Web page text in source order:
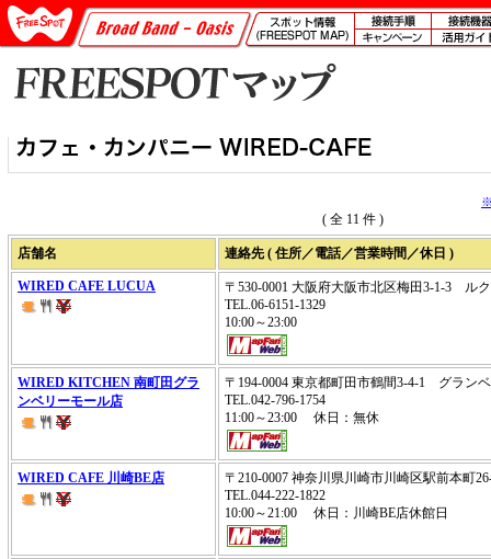
※
( 全 11 件 )
店舗名 連絡先 ( 住所／電話／営業時間／休日 )
WIRED CAFE LUCUA
〒530-0001 大阪府大阪市北区梅田3-1-3 ル
TEL.06-6151-1329
10:00～23:00
WIRED KITCHEN 南町田グラ
ンベリーモール店
〒194-0004 東京都町田市鶴間3-4-1 グラン
TEL.042-796-1754
11:00～23:00 休日：無休
WIRED CAFE 川崎BE店
〒210-0007 神奈川県川崎市川崎区駅前本町
TEL.044-222-1822
10:00～21:00 休日：川崎BE店休館日